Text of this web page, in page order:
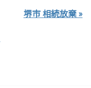
堺市 相続放棄 »